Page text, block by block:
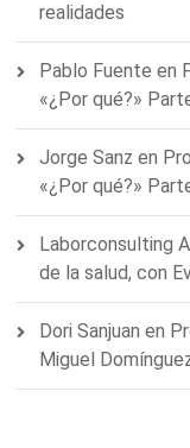
realidades
Pablo Fuente en
«¿Por qué?» Parte
Jorge Sanz en
«¿Por qué?» Parte
Laborconsulting
de la salud, con
Dori Sanjuan en
Miguel